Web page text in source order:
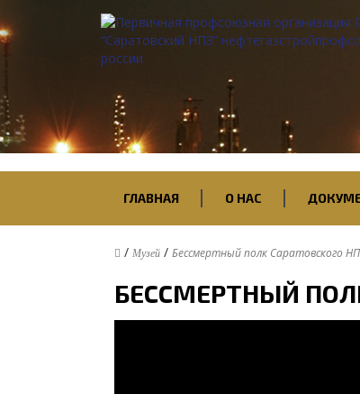
ГЛАВНАЯ О НАС
/ Музей / Бессмертный полк Саратовского
БЕССМЕРТНЫЙ